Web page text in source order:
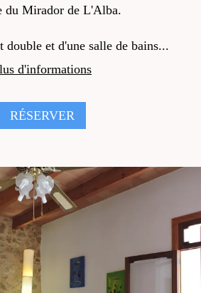
du Mirador de L'Alba.
et d'une salle de bains...
d'informations
RÉSERVER